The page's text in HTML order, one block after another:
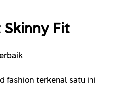
Skinny Fit
fashion terkenal satu ini